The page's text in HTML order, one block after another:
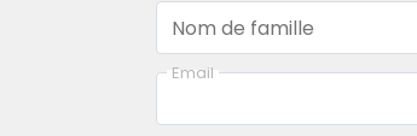
Nom de famille
Email